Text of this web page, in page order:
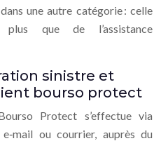
une autre catégorie : celle
plus que de l’assistance
sinistre et
bourso protect
Protect s’effectue via
ou courrier, auprès du